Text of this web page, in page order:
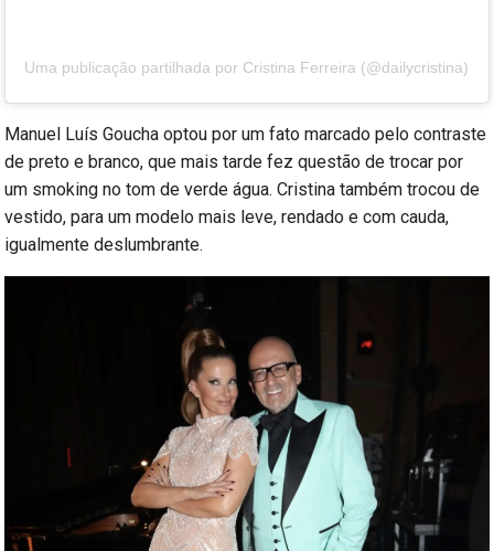
Uma publicação partilhada por Cristina Ferreira (@dailycristina)
Manuel Luís Goucha optou por um fato marcado pelo contraste
de preto e branco, que mais tarde fez questão de trocar por
um smoking no tom de verde água. Cristina também trocou de
vestido, para um modelo mais leve, rendado e com cauda,
igualmente deslumbrante.